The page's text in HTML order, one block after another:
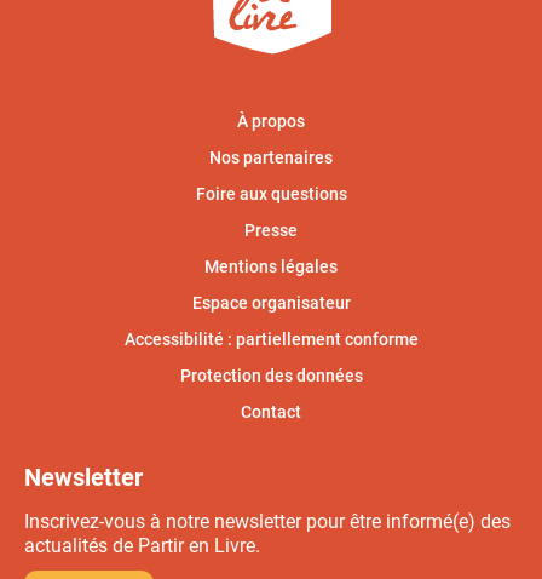
À propos
Nos partenaires
Foire aux questions
Presse
Mentions légales
Espace organisateur
Accessibilité : partiellement conforme
Protection des données
Contact
Newsletter
Inscrivez-vous à notre newsletter pour être informé(e) des
actualités de Partir en Livre.